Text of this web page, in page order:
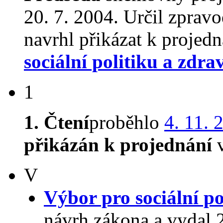
20. 7. 2004. Určil
navrhl přikázat k
sociální politiku a
1
1. Čteníproběhlo 4. 11.
přikázán k projednání
V
Výbor pro sociální